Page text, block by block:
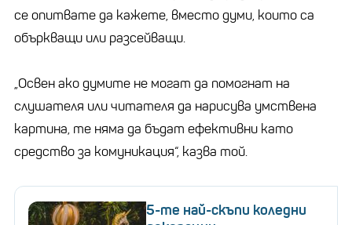
се опитвате да кажете, вместо думи, които са
объркващи или разсейващи.
„Освен ако думите не могат да помогнат на
слушателя или читателя да нарисува умствена
картина, те няма да бъдат ефективни като
средство за комуникация“, казва той.
5-те най-скъпи коледни